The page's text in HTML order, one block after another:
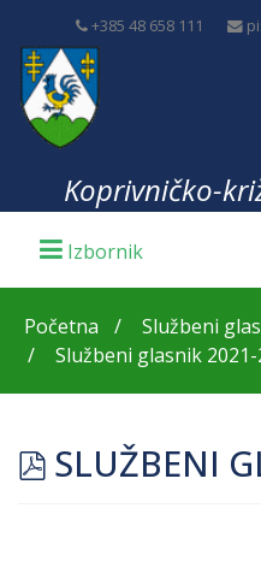
+385 48 658 111
Koprivničko-
Početna
Službeni
Službeni glasnik 2021-
pdf
SLUŽBENI